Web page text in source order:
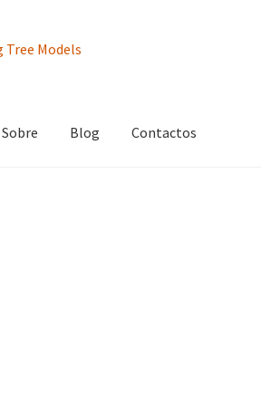
Sobre Blog Contactos